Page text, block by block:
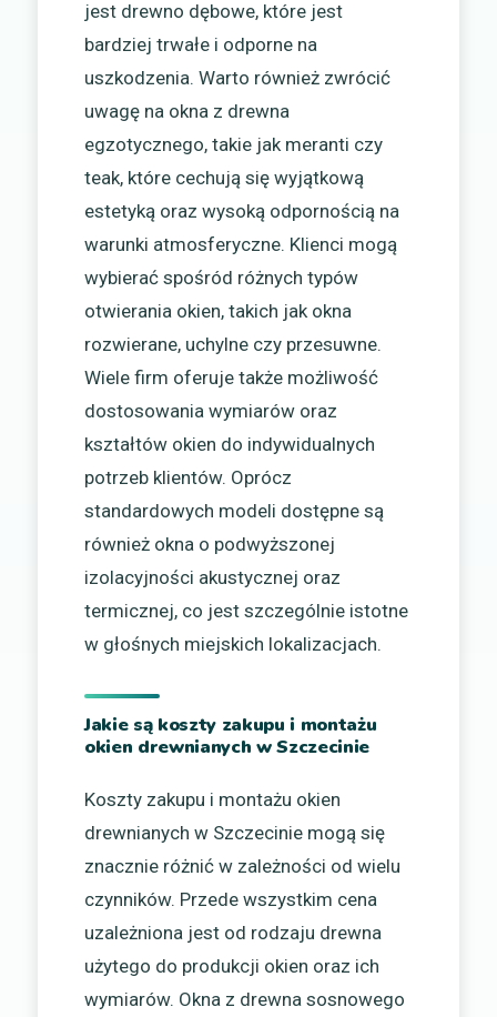
jest drewno dębowe, które jest
bardziej trwałe i odporne na
uszkodzenia. Warto również zwrócić
uwagę na okna z drewna
egzotycznego, takie jak meranti czy
teak, które cechują się wyjątkową
estetyką oraz wysoką odpornością na
warunki atmosferyczne. Klienci mogą
wybierać spośród różnych typów
otwierania okien, takich jak okna
rozwierane, uchylne czy przesuwne.
Wiele firm oferuje także możliwość
dostosowania wymiarów oraz
kształtów okien do indywidualnych
potrzeb klientów. Oprócz
standardowych modeli dostępne są
również okna o podwyższonej
izolacyjności akustycznej oraz
termicznej, co jest szczególnie istotne
w głośnych miejskich lokalizacjach.
Jakie są koszty zakupu i montażu
okien drewnianych w Szczecinie
Koszty zakupu i montażu okien
drewnianych w Szczecinie mogą się
znacznie różnić w zależności od wielu
czynników. Przede wszystkim cena
uzależniona jest od rodzaju drewna
użytego do produkcji okien oraz ich
wymiarów. Okna z drewna sosnowego